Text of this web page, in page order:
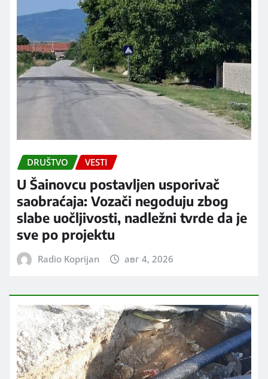
DRUŠTVO VESTI
U Šainovcu postavljen usporivač
saobraćaja: Vozači negoduju zbog
slabe uočljivosti, nadležni tvrde da je
sve po projektu
Radio Koprijan авг 4, 2026